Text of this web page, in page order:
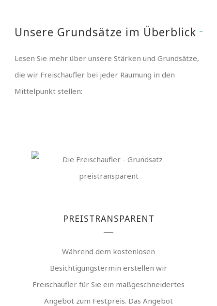
Unsere Grundsätze im Überblick
Lesen Sie mehr über unsere Stärken und Grundsätze,
die wir Freischaufler bei jeder Räumung in den
Mittelpunkt stellen:
PREISTRANSPARENT
Während dem kostenlosen
Besichtigungstermin erstellen wir
Freischaufler für Sie ein maßgeschneidertes
Angebot zum Festpreis. Das Angebot